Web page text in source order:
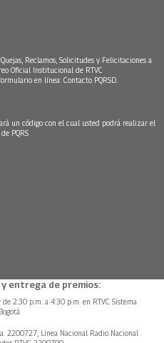
Reclamos, Solicitudes y Felicitaciones a
Oficial Institucional de RTVC
en línea: Contacto PQRSD.
un código con el cual usted podrá realizar el
PQRS
entrega de premios:
2:30 p.m. a 4:30 p.m. en RTVC Sistema
2200727, Línea Nacional Radio Nacional